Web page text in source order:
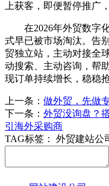
上获客，即便暂停推广
在2026年外贸数字
式早已被市场淘汰。告
贸独立站，主动对接全
动搜索、主动咨询，帮
现订单持续增长，稳稳
上一条： 做外贸，先做
下一条： 外贸没询盘？
引海外采购商
TAG标签：
外贸建站公